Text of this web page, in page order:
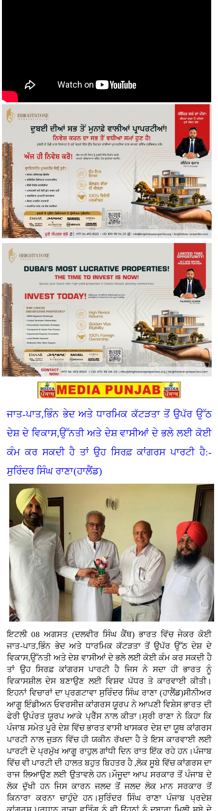
ਜਾਤ-ਪਾਤ,ਭਿੰਨ ਭੇਦ ਅਤੇ ਧਾਰਮਿਕ ਕੱਟੜਤਾ ਤੋਂ ਉਪੱਰ ਉੱਠ
ਦੇਸ਼ ਦੇ ਵਿਕਾਸ,ਉੱਨਤੀ ਅਤੇ ਦੇਸ਼ ਵਾਸੀਆਂ ਦੇ ਭਲੇ ਲਈ ਕੋਈ
ਕੰਮ ਕਰ ਸਕਦੀ ਹੈ ਤਾਂ ਉਹ ਸਿਰਫ਼ ਕਾਂਗਰਸ ਪਾਰਟੀ ਹੈ:-
ਸੁਰਿੰਦਰ ਸਿੰਘ ਰਾਣਾ(ਹਾਲੈਂਡ)
ਇਟਲੀ 08 ਅਗਸਤ (ਦਲਵੀਰ ਸਿੰਘ ਕੈਂਥ) ਭਾਰਤ ਵਿੱਚ ਜੇਕਰ ਕੋਈ
ਜਾਤ-ਪਾਤ,ਭਿੰਨ ਭੇਦ ਅਤੇ ਧਾਰਮਿਕ ਕੱਟੜਤਾ ਤੋਂ ਉਪੱਰ ਉੱਠ ਦੇਸ਼ ਦੇ
ਵਿਕਾਸ,ਉੱਨਤੀ ਅਤੇ ਦੇਸ਼ ਵਾਸੀਆਂ ਦੇ ਭਲੇ ਲਈ ਕੋਈ ਕੰਮ ਕਰ ਸਕਦੀ ਹੈ
ਤਾਂ ਉਹ ਸਿਰਫ਼ ਕਾਂਗਰਸ ਪਾਰਟੀ ਹੈ ਜਿਸ ਨੇ ਸਦਾ ਹੀ ਭਾਰਤ ਨੂੰ
ਵਿਕਾਸਸ਼ੀਲ ਦੇਸ ਬਣਾਉਣ ਲਈ ਵਿਸ਼ਵ ਪੱਧਰ ਤੇ ਕਾਰਵਾਈ ਕੀਤੀ।
ਇਹਨਾਂ ਵਿਚਾਰਾਂ ਦਾ ਪ੍ਰਗਟਾਵਾ ਸੁਰਿੰਦਰ ਸਿੰਘ ਰਾਣਾ (ਹਾਲੈਂਡ)ਸੀਨੀਅਰ
ਆਗੂ ਇੰਡੀਅਨ ਓਵਰਸੀਜ਼ ਕਾਂਗਰਸ ਯੂਰਪ ਨੇ ਆਪਣੀ ਵਿਸ਼ੇਸ ਭਾਰਤ ਦੀ
ਫੇਰੀ ਉਪੰਰਤ ਯੂਰਪ ਆਕੇ ਪ੍ਰੈੱਸ ਨਾਲ ਕੀਤਾ।ਸ੍ਰੀ ਰਾਣਾ ਨੇ ਕਿਹਾ ਕਿ
ਪੰਜਾਬ ਸਮੇਤ ਪੂਰੇ ਦੇਸ਼ ਵਿੱਚ ਭਾਰਤ ਵਾਸੀ ਖਾਸਕਰ ਦੇਸ਼ ਦਾ ਯੂਥ ਕਾਂਗਰਸ
ਪਾਰਟੀ ਨਾਲ ਜੁੜਨ ਵਿੱਚ ਹੀ ਯਕੀਨ ਰੱਖਦਾ ਹੈ ਤੇ ਇਸ ਕਾਰਵਾਈ ਲਈ
ਪਾਰਟੀ ਦੇ ਪ੍ਰਮੁੱਖ ਆਗੂ ਰਾਹੁਲ ਗਾਂਧੀ ਦਿਨ ਰਾਤ ਇੱਕ ਰਹੇ ਹਨ।ਪੰਜਾਬ
ਵਿੱਚ ਵੀ ਪਾਰਟੀ ਦੀ ਹਾਲਤ ਬਹੁਤ ਬਿਹਤਰ ਹੈ ,ਲੋਕ ਸੂਬੇ ਵਿੱਚ ਕਾਂਗਰਸ ਦਾ
ਰਾਜ ਲਿਆਉਣ ਲਈ ਉਤਾਵਲੇ ਹਨ।ਮੌਜੂਦਾ ਆਪ ਸਰਕਾਰ ਤੋਂ ਪੰਜਾਬ ਦੇ
ਲੋਕ ਦੁੱਖੀ ਹਨ ਜਿਸ ਕਾਰਨ ਜਲਦ ਤੋਂ ਜਲਦ ਲੋਕ ਮਾਨ ਸਰਕਾਰ ਤੋਂ
ਕਿਨਾਰਾ ਕਰਨਾ ਚਾਹੁੰਦੇ ਹਨ।ਸੁਰਿੰਦਰ ਸਿੰਘ ਰਾਣਾ ਪੰਜਾਬ ਪ੍ਰਦੇਸ਼